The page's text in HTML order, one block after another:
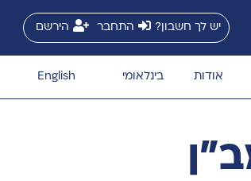
יש לך חשבון? התחבר הירשם
אודות בינלאומי English